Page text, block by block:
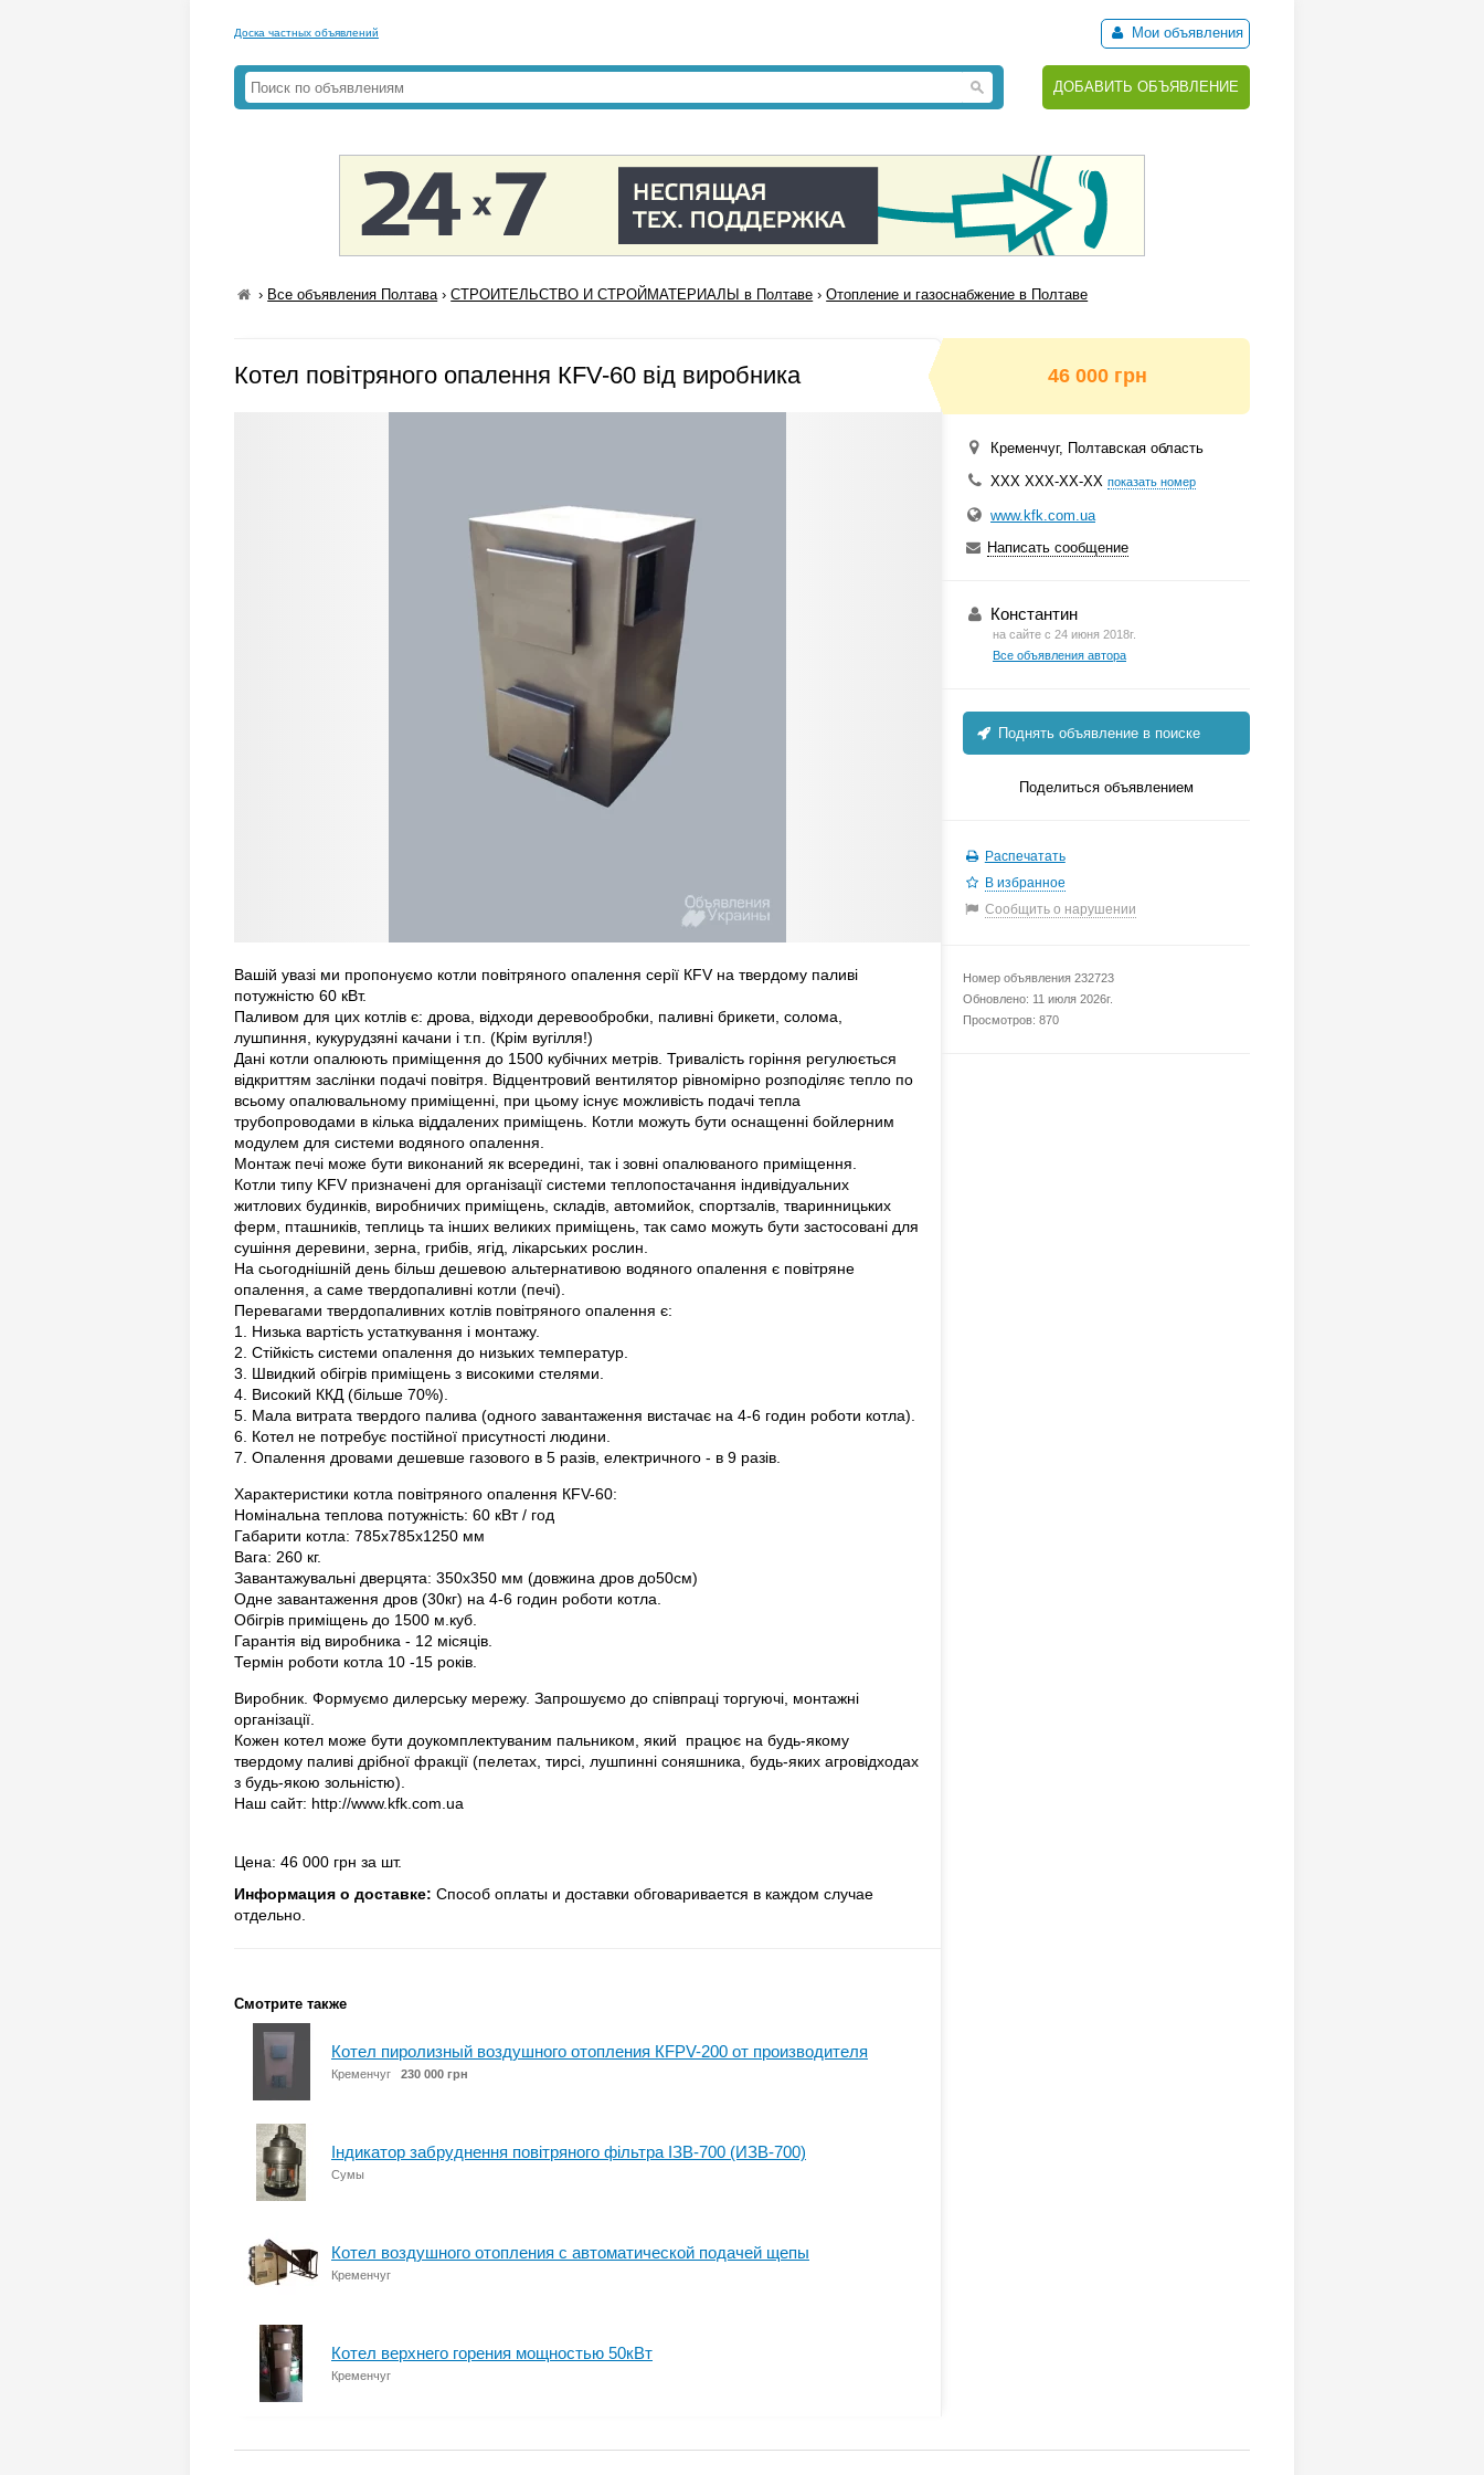
Доска частных объявлений Мои объявления
ДОБАВИТЬ ОБЪЯВЛЕНИЕ
› Все объявления Полтава›СТРОИТЕЛЬСТВО И СТРОЙМАТЕРИАЛЫ в Полтаве ›Отопление и газоснабжение в Полтаве
Котел повітряного опалення КFV-60 від виробника
Вашій увазі ми пропонуємо котли повітряного опалення серії КFV на твердому паливі
потужністю 60 кВт.
Паливом для цих котлів є: дрова, відходи деревообробки, паливні брикети, солома,
лушпиння, кукурудзяні качани і т.п. (Крім вугілля!)
Дані котли опалюють приміщення до 1500 кубічних метрів. Тривалість горіння регулюється
відкриттям заслінки подачі повітря. Відцентровий вентилятор рівномірно розподіляє тепло по
всьому опалювальному приміщенні, при цьому існує можливість подачі тепла
трубопроводами в кілька віддалених приміщень. Котли можуть бути оснащенні бойлерним
модулем для системи водяного опалення.
Монтаж печі може бути виконаний як всередині, так і зовні опалюваного приміщення.
Котли типу KFV призначені для організації системи теплопостачання індивідуальних
житлових будинків, виробничих приміщень, складів, автомийок, спортзалів, тваринницьких
ферм, пташників, теплиць та інших великих приміщень, так само можуть бути застосовані для
сушіння деревини, зерна, грибів, ягід, лікарських рослин.
На сьогоднішній день більш дешевою альтернативою водяного опалення є повітряне
опалення, а саме твердопаливні котли (печі).
Перевагами твердопаливних котлів повітряного опалення є:
1. Низька вартість устаткування і монтажу.
2. Стійкість системи опалення до низьких температур.
3. Швидкий обігрів приміщень з високими стелями.
4. Високий ККД (більше 70%).
5. Мала витрата твердого палива (одного завантаження вистачає на 4-6 годин роботи котла).
6. Котел не потребує постійної присутності людини.
7. Опалення дровами дешевше газового в 5 разів, електричного - в 9 разів.
Характеристики котла повітряного опалення КFV-60:
Номінальна теплова потужність: 60 кВт / год
Габарити котла: 785х785х1250 мм
Вага: 260 кг.
Завантажувальні дверцята: 350х350 мм (довжина дров до50см)
Одне завантаження дров (30кг) на 4-6 годин роботи котла.
Обігрів приміщень до 1500 м.куб.
Гарантія від виробника - 12 місяців.
Термін роботи котла 10 -15 років.
Виробник. Формуємо дилерську мережу. Запрошуємо до співпраці торгуючі, монтажні
організації.
Кожен котел може бути доукомплектуваним пальником, який працює на будь-якому
твердому паливі дрібної фракції (пелетах, тирсі, лушпинні соняшника, будь-яких агровідходах
з будь-якою зольністю).
Наш сайт: http://www.kfk.com.ua
Цена: 46 000 грн за шт.
Информация о доставке: Способ оплаты и доставки обговаривается в каждом случае
отдельно.
Смотрите также
Котел пиролизный воздушного отопления КFPV-200 от производителя
Кременчуг 230 000 грн
Індикатор забруднення повітряного фільтра ІЗВ-700 (ИЗВ-700)
Сумы
Котел воздушного отопления с автоматической подачей щепы
Кременчуг
Котел верхнего горения мощностью 50кВт
Кременчуг
46 000 грн
Кременчуг, Полтавская область
ХХХ ХХХ-ХХ-ХХ показать номер
www.kfk.com.ua
Написать сообщение
Константин
на сайте с 24 июня 2018г.
Все объявления автора
Поднять объявление в поиске
Поделиться объявлением
Распечатать
В избранное
Сообщить о нарушении
Номер объявления 232723
Обновлено: 11 июля 2026г.
Просмотров: 870